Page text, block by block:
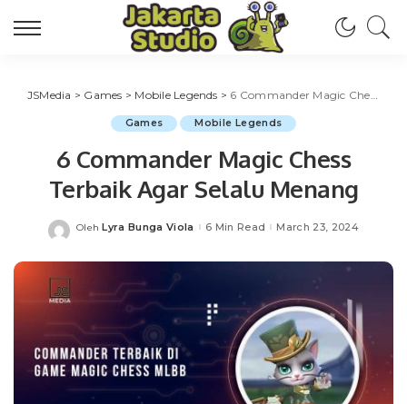
JSMedia > Games > Mobile Legends > 6 Commander Magic Chess Terbaik Agar Selalu Menang
Games Mobile Legends
6 Commander Magic Chess
Terbaik Agar Selalu Menang
Posted
Oleh Lyra Bunga Viola 6 Min Read March 23, 2024